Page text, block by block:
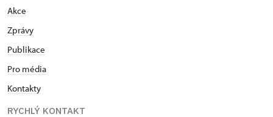
Akce
Zprávy
Publikace
Pro média
Kontakty
RYCHLÝ KONTAKT